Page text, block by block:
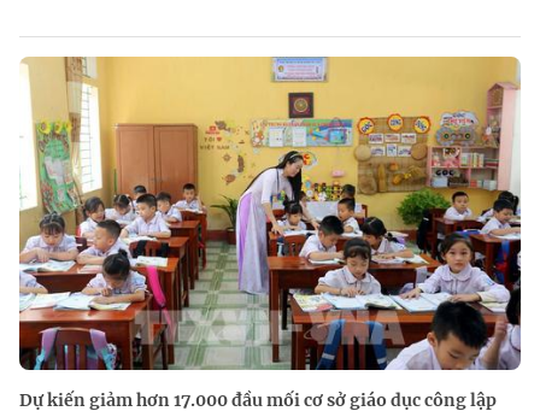
Dự kiến giảm hơn 17.000 đầu mối cơ sở giáo dục công lập